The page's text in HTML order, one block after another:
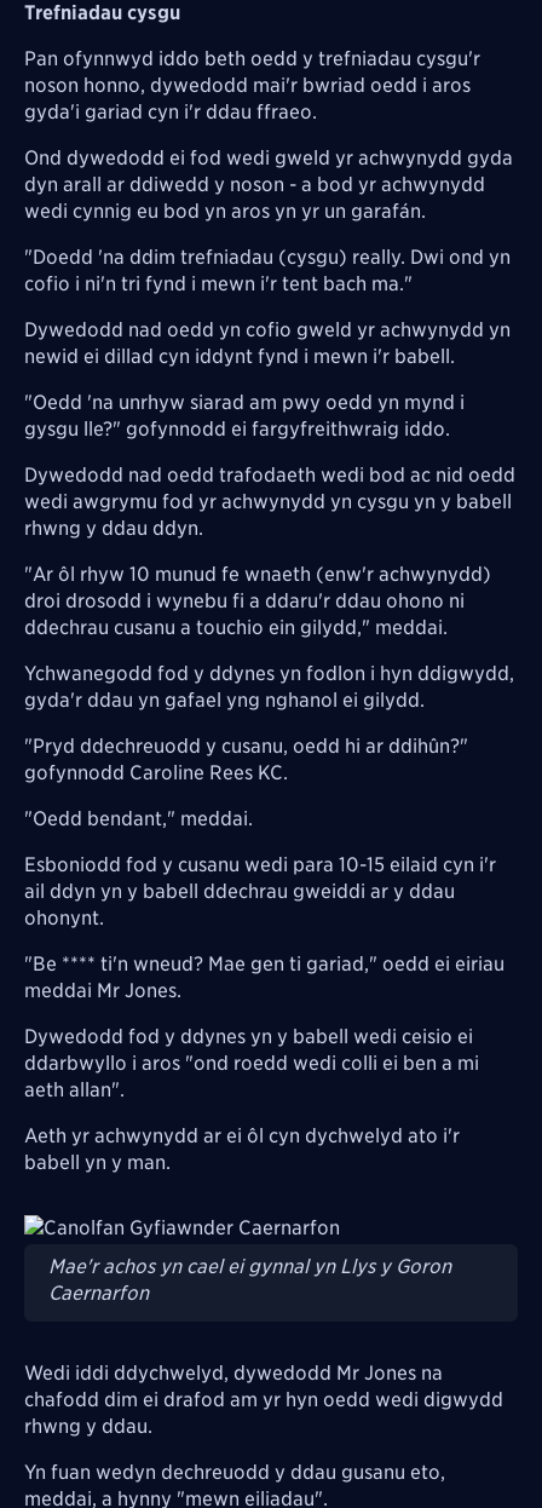
Trefniadau cysgu
Pan ofynnwyd iddo beth oedd y trefniadau cysgu'r
noson honno, dywedodd mai'r bwriad oedd i aros
gyda'i gariad cyn i'r ddau ffraeo.
Ond dywedodd ei fod wedi gweld yr achwynydd gyda
dyn arall ar ddiwedd y noson - a bod yr achwynydd
wedi cynnig eu bod yn aros yn yr un garafán.
"Doedd 'na ddim trefniadau (cysgu) really. Dwi ond yn
cofio i ni'n tri fynd i mewn i'r tent bach ma."
Dywedodd nad oedd yn cofio gweld yr achwynydd yn
newid ei dillad cyn iddynt fynd i mewn i'r babell.
"Oedd 'na unrhyw siarad am pwy oedd yn mynd i
gysgu lle?" gofynnodd ei fargyfreithwraig iddo.
Dywedodd nad oedd trafodaeth wedi bod ac nid oedd
wedi awgrymu fod yr achwynydd yn cysgu yn y babell
rhwng y ddau ddyn.
"Ar ôl rhyw 10 munud fe wnaeth (enw'r achwynydd)
droi drosodd i wynebu fi a ddaru'r ddau ohono ni
ddechrau cusanu a touchio ein gilydd," meddai.
Ychwanegodd fod y ddynes yn fodlon i hyn ddigwydd,
gyda'r ddau yn gafael yng nghanol ei gilydd.
"Pryd ddechreuodd y cusanu, oedd hi ar ddihûn?"
gofynnodd Caroline Rees KC.
"Oedd bendant," meddai.
Esboniodd fod y cusanu wedi para 10-15 eilaid cyn i'r
ail ddyn yn y babell ddechrau gweiddi ar y ddau
ohonynt.
"Be **** ti'n wneud? Mae gen ti gariad," oedd ei eiriau
meddai Mr Jones.
Dywedodd fod y ddynes yn y babell wedi ceisio ei
ddarbwyllo i aros "ond roedd wedi colli ei ben a mi
aeth allan".
Aeth yr achwynydd ar ei ôl cyn dychwelyd ato i'r
babell yn y man.
Image
Mae'r achos yn cael ei gynnal yn Llys y Goron
Caernarfon
Wedi iddi ddychwelyd, dywedodd Mr Jones na
chafodd dim ei drafod am yr hyn oedd wedi digwydd
rhwng y ddau.
Yn fuan wedyn dechreuodd y ddau gusanu eto,
meddai, a hynny "mewn eiliadau".